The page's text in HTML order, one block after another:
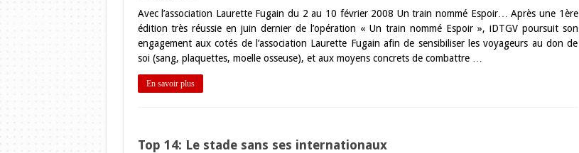
Avec l’association Laurette Fugain du 2 au 10 février 2008 Un train nommé Espoir… Après une 1ère
édition très réussie en juin dernier de l’opération « Un train nommé Espoir », iDTGV poursuit son
engagement aux cotés de l’association Laurette Fugain afin de sensibiliser les voyageurs au don de
soi (sang, plaquettes, moelle osseuse), et aux moyens concrets de combattre …
En savoir plus
Top 14: Le stade sans ses internationaux